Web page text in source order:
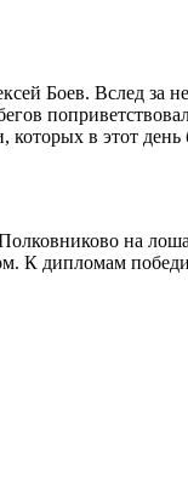
Боев. Вслед за
в этот
на
К дипломам